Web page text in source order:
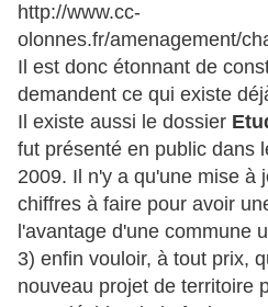
http://www.cc-
olonnes.fr/amenagement/
Il est donc étonnant de
demandent ce qui existe
Il existe aussi le dossier
fut présenté en public dans
2009. Il n'y a qu'une mise à
chiffres à faire pour avoir
l'avantage d'une commune
3) enfin vouloir, à tout prix,
nouveau projet de territoire